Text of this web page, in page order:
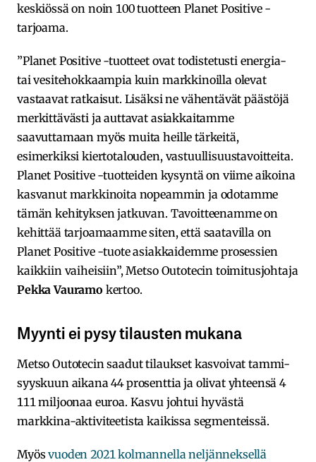
keskiössä on noin 100 tuotteen Planet Positive -
tarjoama.
”Planet Positive -tuotteet ovat todistetusti energia-
tai vesitehokkaampia kuin markkinoilla olevat
vastaavat ratkaisut. Lisäksi ne vähentävät päästöjä
merkittävästi ja auttavat asiakkaitamme
saavuttamaan myös muita heille tärkeitä,
esimerkiksi kiertotalouden, vastuullisuustavoitteita.
Planet Positive -tuotteiden kysyntä on viime aikoina
kasvanut markkinoita nopeammin ja odotamme
tämän kehityksen jatkuvan. Tavoitteenamme on
kehittää tarjoamaamme siten, että saatavilla on
Planet Positive -tuote asiakkaidemme prosessien
kaikkiin vaiheisiin”, Metso Outotecin toimitusjohtaja
Pekka Vauramo kertoo.
Myynti ei pysy tilausten mukana
Metso Outotecin saadut tilaukset kasvoivat tammi-
syyskuun aikana 44 prosenttia ja olivat yhteensä 4
111 miljoonaa euroa. Kasvu johtui hyvästä
markkina-aktiviteetista kaikissa segmenteissä.
Myösvuoden 2021 kolmannella neljänneksellä